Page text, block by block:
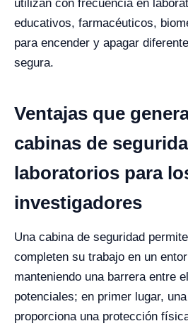
utilizan con frecuencia en
educativos, farmacéuticos,
para encender y apagar
segura.
Ventajas que
cabinas de
laboratorios para
investigadores
Una cabina de seguridad
completen su trabajo en un
manteniendo una barrera entre
potenciales; en primer lugar,
proporciona una protección